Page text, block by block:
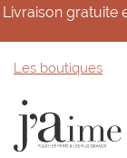
Livraison gratuite
Les boutiques